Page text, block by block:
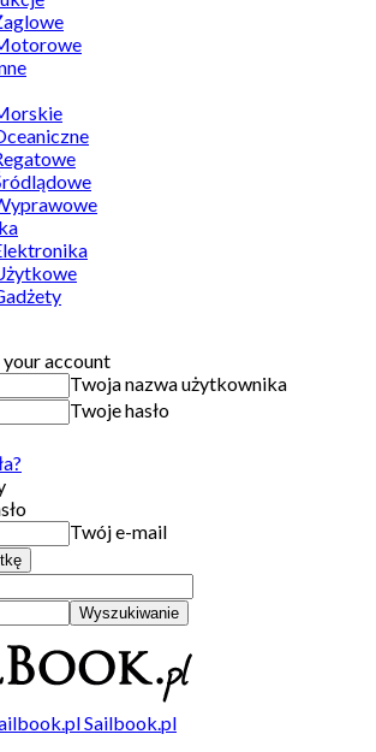
account
Twoja nazwa użytkownika
Twoje hasło
Twój e-mail
Sailbook.pl